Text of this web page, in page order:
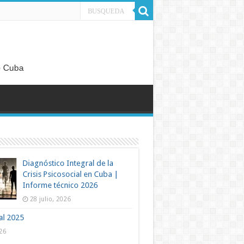
Cuba
Diagnóstico Integral de la
Crisis Psicosocial en Cuba |
Informe técnico 2026
28 julio, 2026
2025